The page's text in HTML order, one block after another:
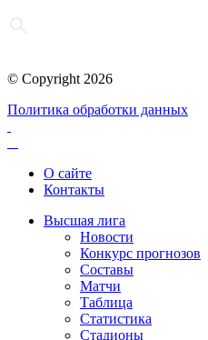
© Copyright 2026
Политика обработки данных
О сайте
Контакты
Высшая лига
Новости
Конкурс прогнозов
Составы
Матчи
Таблица
Статистика
Стадионы